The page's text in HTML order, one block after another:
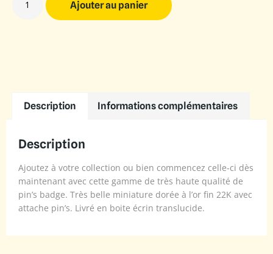
Ajouter au panier
Description Informations complémentaires
Description
Ajoutez à votre collection ou bien commencez celle-ci dès
maintenant avec cette gamme de très haute qualité de
pin’s badge. Très belle miniature dorée à l’or fin 22K avec
attache pin’s. Livré en boite écrin translucide.